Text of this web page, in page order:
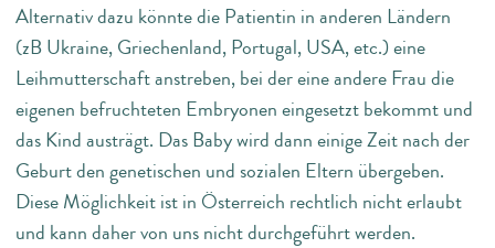
Alternativ dazu könnte die Patientin in anderen Ländern
(zB Ukraine, Griechenland, Portugal, USA, etc.) eine
Leihmutterschaft anstreben, bei der eine andere Frau die
eigenen befruchteten Embryonen eingesetzt bekommt und
das Kind austrägt. Das Baby wird dann einige Zeit nach der
Geburt den genetischen und sozialen Eltern übergeben.
Diese Möglichkeit ist in Österreich rechtlich nicht erlaubt
und kann daher von uns nicht durchgeführt werden.